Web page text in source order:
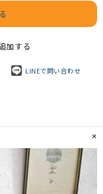
加する
LINEで問い合わせ